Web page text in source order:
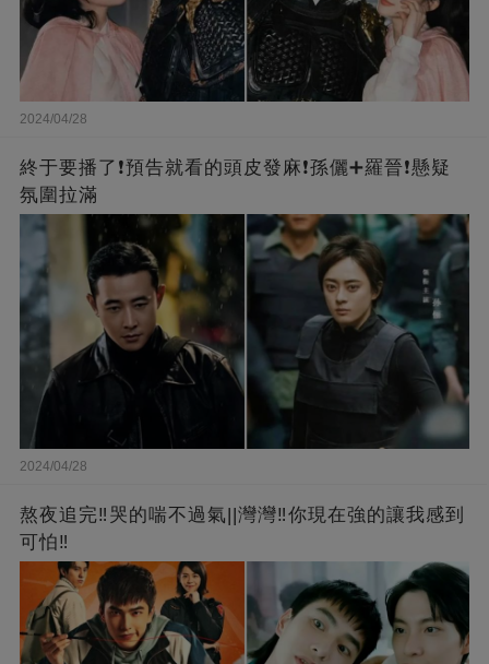
2024/04/28
終于要播了❗️預告就看的頭皮發麻❗️孫儷➕羅晉❗懸疑
氛圍拉滿
2024/04/28
熬夜追完‼️哭的喘不過氣||灣灣‼️你現在強的讓我感到
可怕‼️